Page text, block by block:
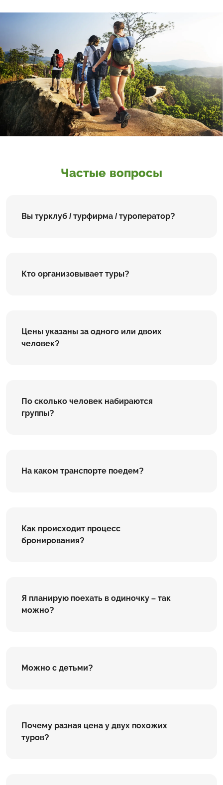
Частые вопросы
Вы турклуб / турфирма / туроператор?
Кто организовывает туры?
Цены указаны за одного или двоих
человек?
По сколько человек набираются
группы?
На каком транспорте поедем?
Как происходит процесс
бронирования?
Я планирую поехать в одиночку – так
можно?
Можно с детьми?
Почему разная цена у двух похожих
туров?